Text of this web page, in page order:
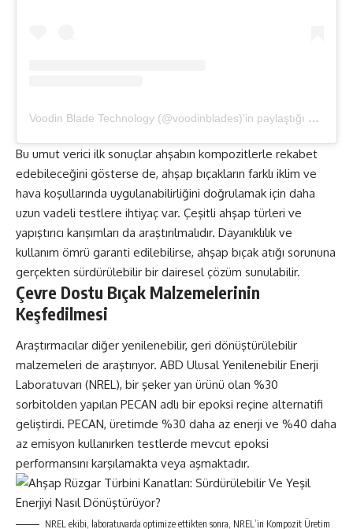
Voodin Blade Technology (@voodinblades)'in paylaştığı bir gönderi
Bu umut verici ilk sonuçlar ahşabın kompozitlerle rekabet
edebileceğini gösterse de, ahşap bıçakların farklı iklim ve
hava koşullarında uygulanabilirliğini doğrulamak için daha
uzun vadeli testlere ihtiyaç var. Çeşitli ahşap türleri ve
yapıştırıcı karışımları da araştırılmalıdır. Dayanıklılık ve
kullanım ömrü garanti edilebilirse, ahşap bıçak atığı sorununa
gerçekten sürdürülebilir bir dairesel çözüm sunulabilir.
Çevre Dostu Bıçak Malzemelerinin
Keşfedilmesi
Araştırmacılar diğer yenilenebilir, geri dönüştürülebilir
malzemeleri de araştırıyor. ABD Ulusal Yenilenebilir Enerji
Laboratuvarı (NREL), bir şeker yan ürünü olan %30
sorbitolden yapılan PECAN adlı bir epoksi reçine alternatifi
geliştirdi. PECAN, üretimde %30 daha az enerji ve %40 daha
az emisyon kullanırken testlerde mevcut epoksi
performansını karşılamakta veya aşmaktadır.
NREL ekibi, laboratuvarda optimize ettikten sonra, NREL’in Kompozit Üretim